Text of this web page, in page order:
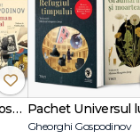
Pachet Gheorghi Gospodinov
Gheorghi Gospodinov